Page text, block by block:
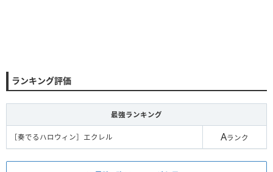
ランキング評価
最強ランキング
［奏でるハロウィン］エクレル Aランク